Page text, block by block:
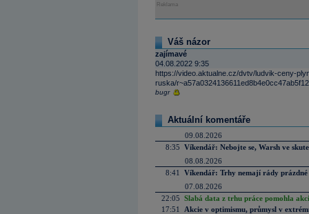
Reklama
Váš názor
zajímavé
04.08.2022 9:35
https://video.aktualne.cz/dvtv/ludvik-ceny-
ruska/
bugr
Aktuální komentáře
09.08.2026
8:35 Víkendář: Nebojte se, Warsh ve
08.08.2026
8:41
Víkendář: Trhy nemají rády prázdné
07.08.2026
22:05 Slabá data z trhu práce pomohla
17:51
Akcie v optimismu, průmysl v